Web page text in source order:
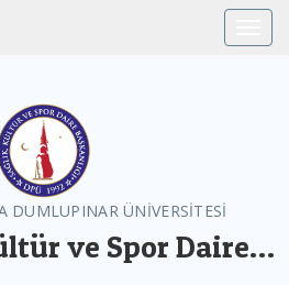
DUMLUPINAR ÜNİVERSİTESİ
ve Spor Daire